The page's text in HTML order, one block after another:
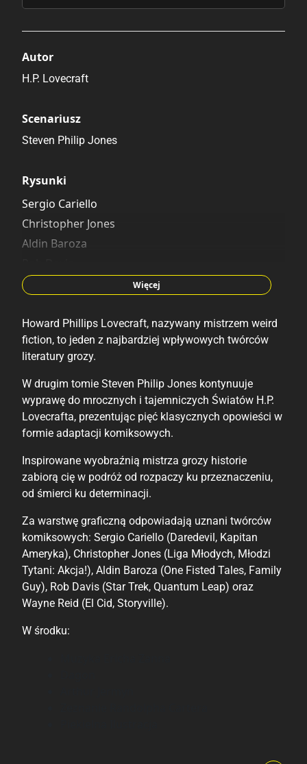
Autor
H.P. Lovecraft
Scenariusz
Steven Philip Jones
Rysunki
Sergio Cariello
Christopher Jones
Aldin Baroza
Wayne Reid
Więcej
Howard Phillips Lovecraft, nazywany mistrzem weird
fiction, to jeden z najbardziej wpływowych twórców
literatury grozy.
W drugim tomie Steven Philip Jones kontynuuje
wyprawę do mrocznych i tajemniczych Światów H.P.
Lovecrafta, prezentując pięć klasycznych opowieści w
formie adaptacji komiksowych.
Inspirowane wyobraźnią mistrza grozy historie
zabiorą cię w podróż od rozpaczy ku przeznaczeniu,
od śmierci ku determinacji.
Za warstwę graficzną odpowiadają uznani twórców
komiksowych: Sergio Cariello (Daredevil, Kapitan
Ameryka), Christopher Jones (Liga Młodych, Młodzi
Tytani: Akcja!), Aldin Baroza (One Fisted Tales, Family
Guy), Rob Davis (Star Trek, Quantum Leap) oraz
Wayne Reid (El Cid, Storyville).
W środku: